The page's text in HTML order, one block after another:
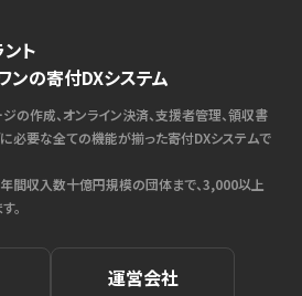
ト
ンの寄付DXシステム
の作成、オンライン決済、支援者管理、領収書
に必要な全ての機能が揃った寄付DXシステムで
間収入数十億円規模の団体まで、3,000以上
。
運営会社